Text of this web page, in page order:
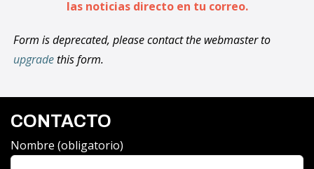
las noticias directo en tu correo.
Form is deprecated, please contact the webmaster to
upgradethis form.
CONTACTO
Nombre (obligatorio)